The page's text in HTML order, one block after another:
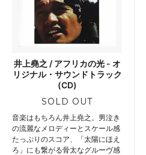
井上堯之 / アフリカの光 - オ
リジナル・サウンドトラック
(CD)
SOLD OUT
音楽はもちろん井上堯之。男泣き
の流麗なメロディーとスケール感
たっぷりのスコア、「太陽にほえ
ろ」にも繋がる骨太なグルーヴ感